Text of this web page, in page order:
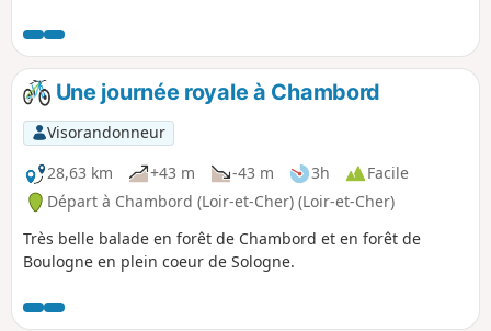
Cosson et le Pont Saint-Michel, en offrant une dernière vue,
inoubliable, du château.
Une journée royale à Chambord
Visorandonneur
28,63 km
+43 m -43 m 3h
Facile
Départ à Chambord (Loir-et-Cher) (Loir-et-Cher)
Très belle balade en forêt de Chambord et en forêt de
Boulogne en plein coeur de Sologne.